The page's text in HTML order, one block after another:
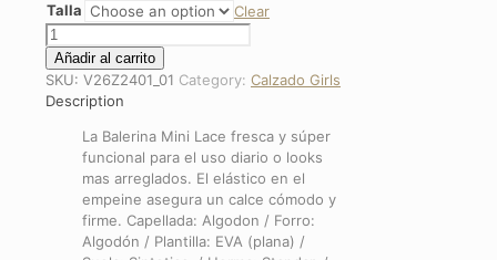
Talla
Clear
Balerina
Kid
Lace
quantity
Añadir al carrito
SKU: V26Z2401_01 Category: Calzado Girls
Description
La Balerina Mini Lace fresca y súper
funcional para el uso diario o looks
mas arreglados. El elástico en el
empeine asegura un calce cómodo y
firme. Capellada: Algodon / Forro:
Algodón / Plantilla: EVA (plana) /